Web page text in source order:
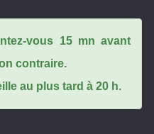
vous 15 mn avant
contraire.
au plus tard à 20 h.